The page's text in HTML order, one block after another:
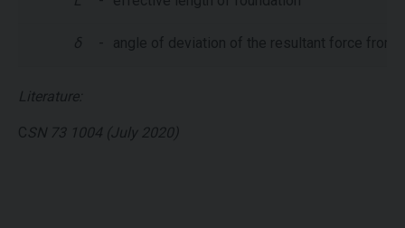
δ - angle of deviation of the resultant force from
Literature:
CSN 73 1004 (July 2020)